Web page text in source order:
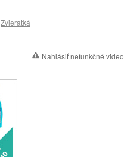
Zvieratká
Nahlásiť nefunkčné video